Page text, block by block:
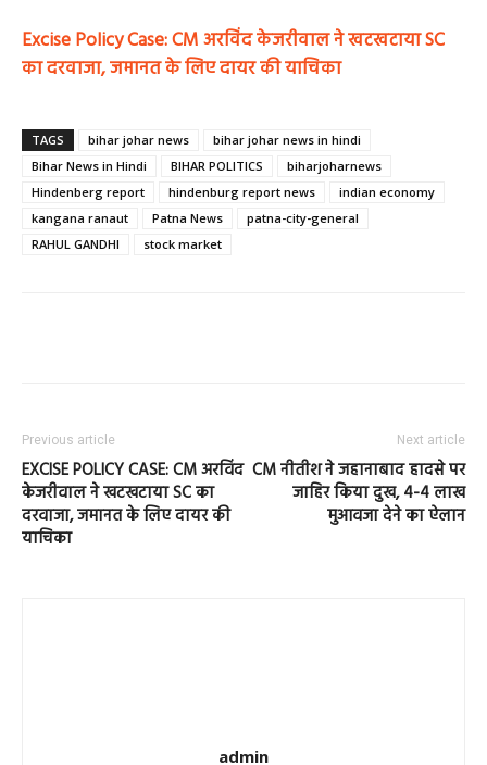
Excise Policy Case: CM अरविंद केजरीवाल ने खटखटाया SC
का दरवाजा, जमानत के लिए दायर की याचिका
TAGS bihar johar news
bihar johar news in hindi
Bihar News in Hindi
BIHAR POLITICS
biharjoharnews
Hindenberg report
hindenburg report news
indian economy
kangana ranaut
Patna News
patna-city-general
RAHUL GANDHI
stock market
Previous article
EXCISE POLICY CASE: CM अरविंद
केजरीवाल ने खटखटाया SC का
दरवाजा, जमानत के लिए दायर की
याचिका
Next article
CM नीतीश ने जहानाबाद हादसे पर
जाहिर किया दुख, 4-4 लाख
मुआवजा देने का ऐलान
admin